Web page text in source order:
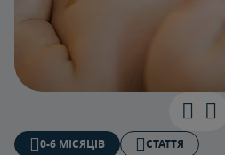
0-6 МІСЯЦІВ СТАТТЯ